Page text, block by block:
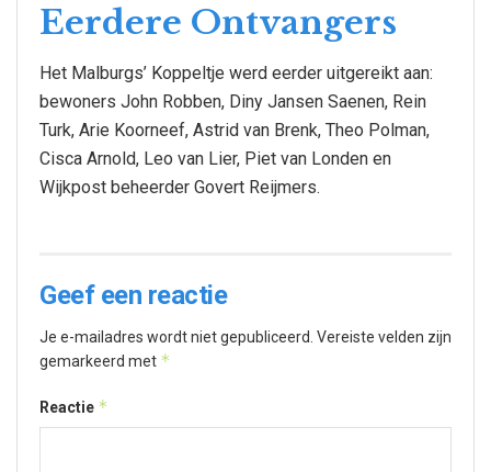
Eerdere Ontvangers
Het Malburgs’ Koppeltje werd eerder uitgereikt aan:
bewoners John Robben, Diny Jansen Saenen, Rein
Turk, Arie Koorneef, Astrid van Brenk, Theo Polman,
Cisca Arnold, Leo van Lier, Piet van Londen en
Wijkpost beheerder Govert Reijmers.
Geef een reactie
Je e-mailadres wordt niet gepubliceerd. Vereiste velden zijn
gemarkeerd met *
Reactie *